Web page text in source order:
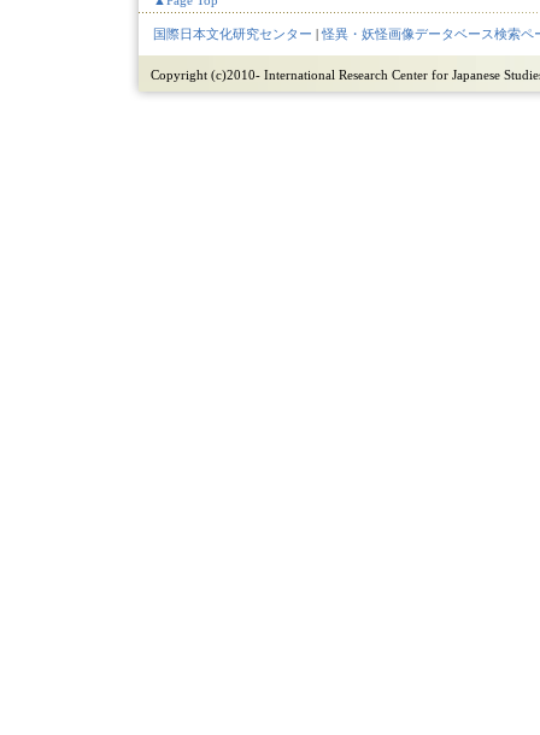
国際日本文化研究センター |怪異・妖怪画像データベース検索ペ
Copyright (c)2010- International Research Center for Japanese